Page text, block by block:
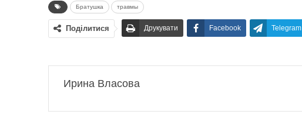
Братушка травмы
Поділитися Друкувати Facebook Telegram
Ирина Власова